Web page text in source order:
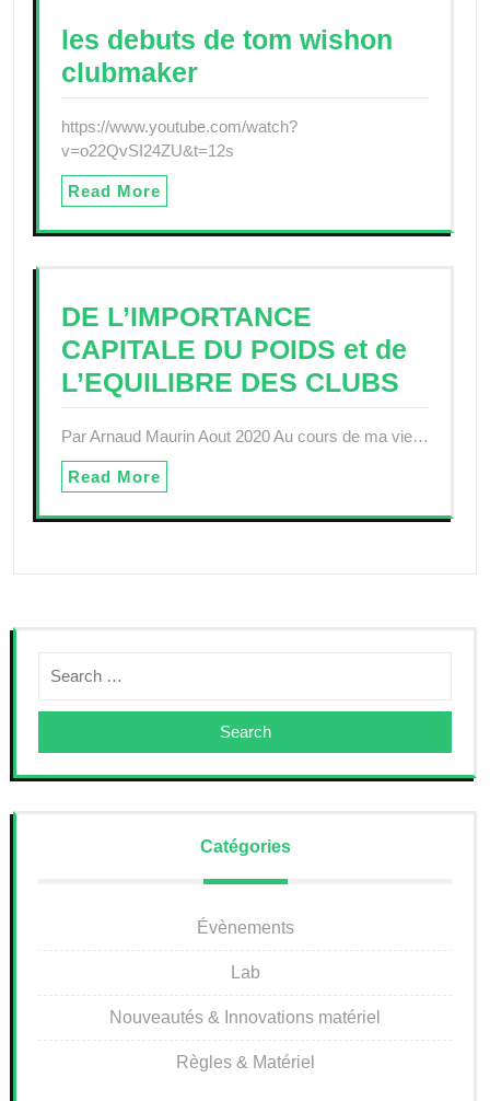
les debuts de tom wishon
clubmaker
https://www.youtube.com/watch?
v=o22QvSI24ZU&t=12s
Read More
DE L’IMPORTANCE
CAPITALE DU POIDS et de
L’EQUILIBRE DES CLUBS
Par Arnaud Maurin Aout 2020 Au cours de ma vie…
Read More
Search
Catégories
Évènements
Lab
Nouveautés & Innovations matériel
Règles & Matériel